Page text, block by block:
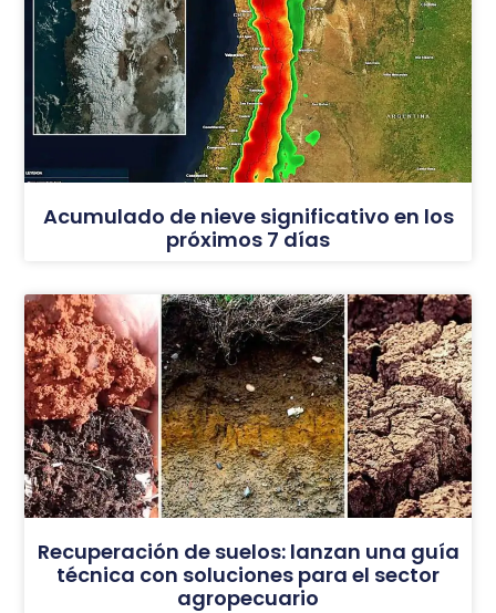
Acumulado de nieve significativo en los
próximos 7 días
Recuperación de suelos: lanzan una guía
técnica con soluciones para el sector
agropecuario